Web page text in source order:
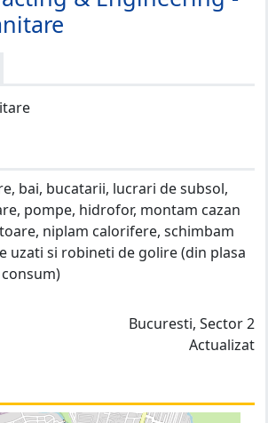
bai, bucatarii, lucrari de subsol,
pompe, hidrofor, montam cazan
niplam calorifere, schimbam
uzati si robineti de golire (din plasa
Bucuresti, Sector 2
Actualizat